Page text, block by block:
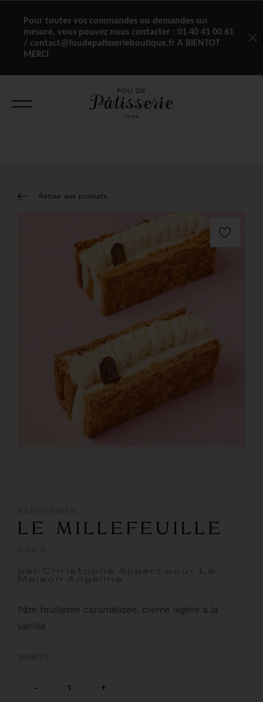
Pour toutes vos commandes ou demandes sur
mesure, vous pouvez nous contacter : 01 40 41 00 61
/ contact@foudepatisserieboutique.fr A BIENTOT
MERCI
Retour aux produits
PÂTISSERIES
LE MILLEFEUILLE
8,20 €
Pâte feuilletée caramélisée, crème légère à la
vanille
- 1 +